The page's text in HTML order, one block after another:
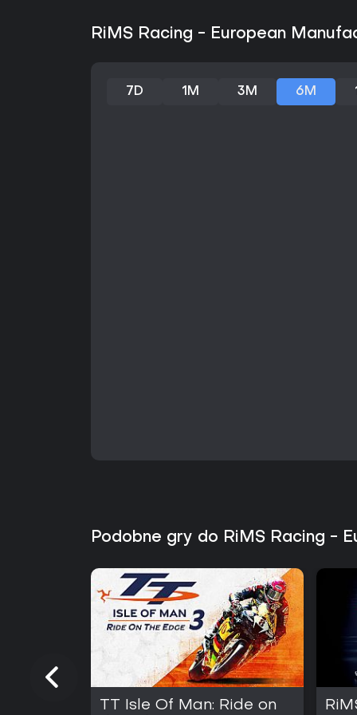
RiMS Racing - European
7D 1M 3M 6M
Podobne gry do RiMS Racing -
TT Isle Of Man: Ride on